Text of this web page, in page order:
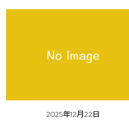
2025年12月22日